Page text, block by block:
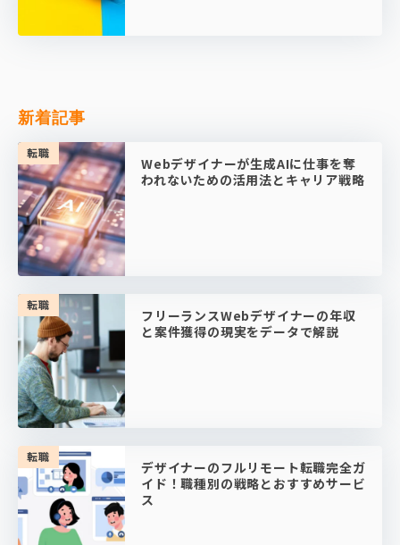
新着記事
転職
Webデザイナーが生成AIに仕事を奪
われないための活用法とキャリア戦略
転職
フリーランスWebデザイナーの年収
と案件獲得の現実をデータで解説
転職
デザイナーのフルリモート転職完全ガ
イド！職種別の戦略とおすすめサービ
ス